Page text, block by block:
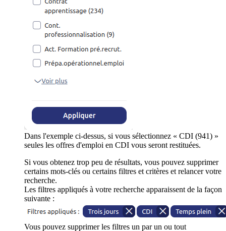
Dans l'exemple ci-dessus, si vous sélectionnez « CDI (941) »
seules les offres d'emploi en CDI vous seront restituées.
Si vous obtenez trop peu de résultats, vous pouvez supprimer
certains mots-clés ou certains filtres et critères et relancer votre
recherche.
Les filtres appliqués à votre recherche apparaissent de la façon
suivante :
Vous pouvez supprimer les filtres un par un ou tout